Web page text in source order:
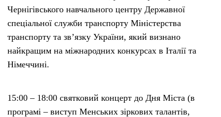
Чернігівського навчального центру Державної
спеціальної служби транспорту Міністерства
транспорту та зв’язку України, який визнано
найкращим на міжнародних конкурсах в Італії та
Німеччині.
15:00 – 18:00 святковий концерт до Дня Міста (в
програмі – виступ Менських зіркових талантів,